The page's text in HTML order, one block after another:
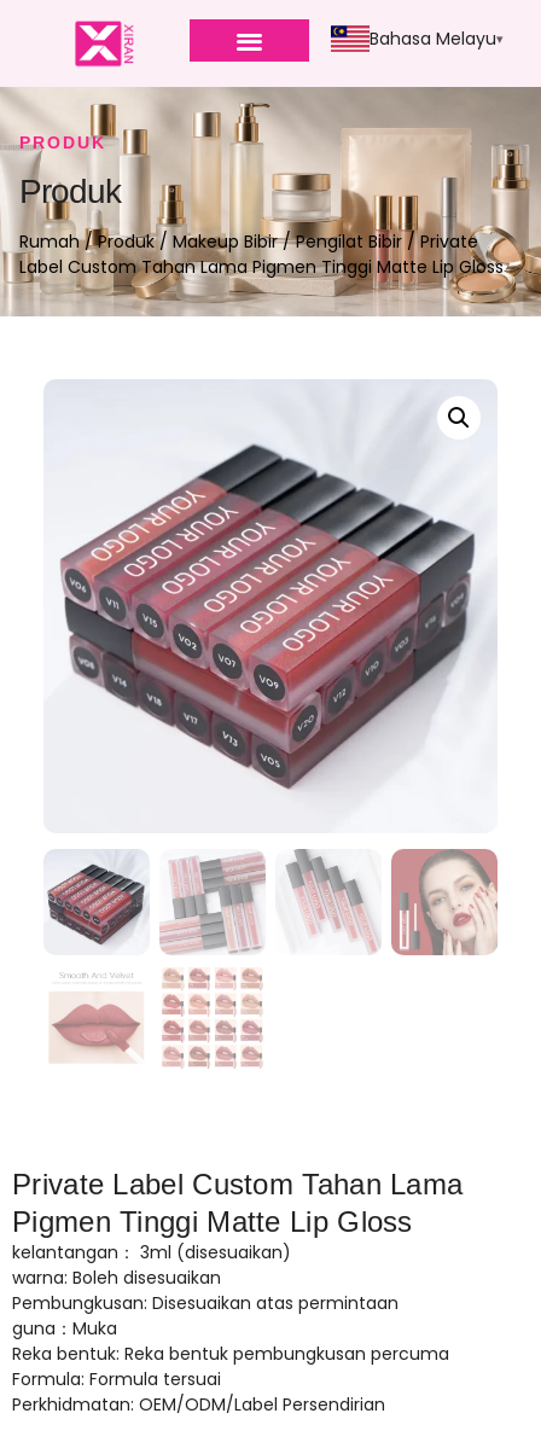
Bahasa Melayu
PRODUK
Produk
Rumah/Produk/ Makeup Bibir/Pengilat Bibir / Private
Label Custom Tahan Lama Pigmen Tinggi Matte Lip Gloss
Private Label Custom Tahan Lama
Pigmen Tinggi Matte Lip Gloss
kelantangan： 3ml (disesuaikan)
warna: Boleh disesuaikan
Pembungkusan: Disesuaikan atas permintaan
guna：Muka
Reka bentuk: Reka bentuk pembungkusan percuma
Formula: Formula tersuai
Perkhidmatan: OEM/ODM/Label Persendirian